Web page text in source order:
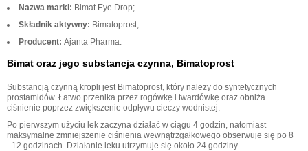
Nazwa marki: Bimat Eye Drop;
Składnik aktywny: Bimatoprost;
Producent: Ajanta Pharma.
Bimat oraz jego substancja czynna, Bimatoprost
Substancją czynną kropli jest Bimatoprost, który należy do syntetycznych
prostamidów. Łatwo przenika przez rogówkę i twardówkę oraz obniża
ciśnienie poprzez zwiększenie odpływu cieczy wodnistej.
Po pierwszym użyciu lek zaczyna działać w ciągu 4 godzin, natomiast
maksymalne zmniejszenie ciśnienia wewnątrzgałkowego obserwuje się po 8
- 12 godzinach. Działanie leku utrzymuje się około 24 godziny.